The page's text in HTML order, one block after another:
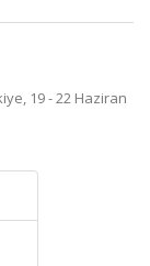
19 - 22 Haziran